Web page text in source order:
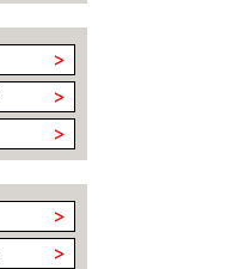
>
>
>
>
>